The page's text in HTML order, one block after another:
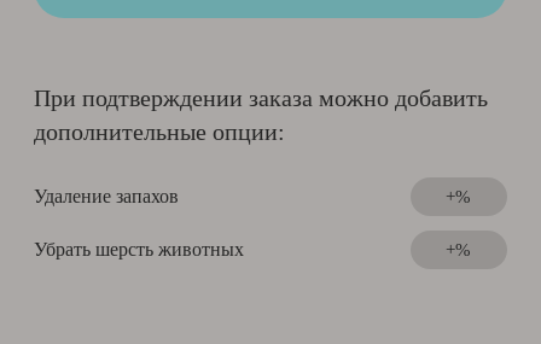
При подтверждении заказа можно добавить
дополнительные опции:
Удаление запахов +%
Убрать шерсть животных +%